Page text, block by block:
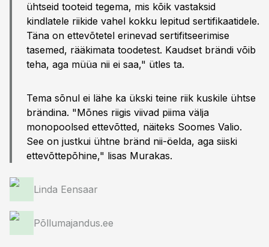
ühtseid tooteid tegema, mis kõik vastaksid
kindlatele riikide vahel kokku lepitud sertifikaatidele.
Täna on ettevõtetel erinevad sertifitseerimise
tasemed, rääkimata toodetest. Kaudset brändi võib
teha, aga müüa nii ei saa," ütles ta.
Tema sõnul ei lähe ka ükski teine riik kuskile ühtse
brändina. "Mõnes riigis viivad piima välja
monopoolsed ettevõtted, näiteks Soomes Valio.
See on justkui ühtne bränd nii-öelda, aga siiski
ettevõttepõhine," lisas Murakas.
Linda Eensaar
Põllumajandus.ee